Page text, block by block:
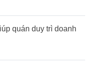
quán duy trì doanh